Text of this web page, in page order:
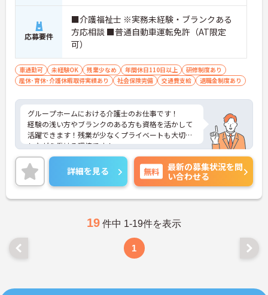
応募要件
■介護福祉士 ※実務未経験・ブランクある
方応相談 ■普通自動車運転免許（AT限定
可）
車通勤可 未経験OK 残業少なめ 年間休日110日以上
研修制度あり
産休･育休･介護休暇取得実績あり
社会保険完備 交通費支給 退職金制度あり
グループホームにおける介護士のお仕事です！
経験の浅い方やブランクのある方も資格を活かして
活躍できます！残業が少なくプライベートも大切に
しながら働ける環境です！
ご興味ある方には、面接のポイントなど、さらに詳
細をお話致しますのでお気軽にご相談ください。
詳細を見る 無料
最新の募集状況を問
い合わせる
19 件中 1-19件を表示
1